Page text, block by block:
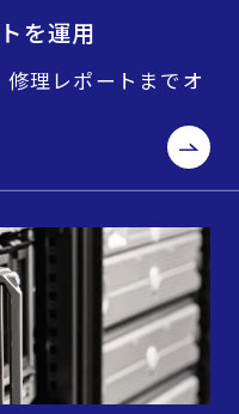
を運用
理レポートまでオ